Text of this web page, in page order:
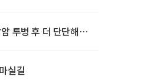
투병 후 더 단단해진
실길